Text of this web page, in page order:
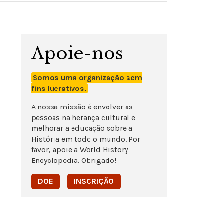
Apoie-nos
Somos uma organização sem
fins lucrativos.
A nossa missão é envolver as
pessoas na herança cultural e
melhorar a educação sobre a
História em todo o mundo. Por
favor, apoie a World History
Encyclopedia. Obrigado!
DOE INSCRIÇÃO